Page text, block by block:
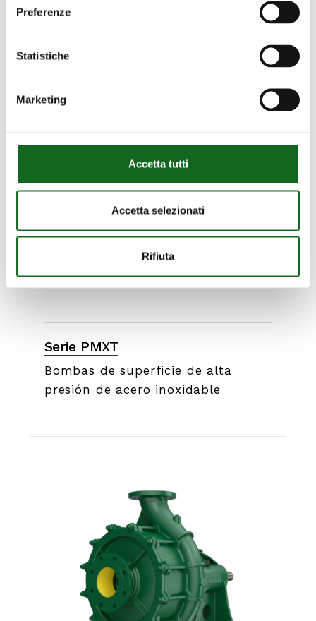
Preferenze
Statistiche
Marketing
Accetta tutti
Accetta selezionati
Rifiuta
Bombas horizontales de superficie
Serie PMXT
Bombas de superficie de alta
presión de acero inoxidable